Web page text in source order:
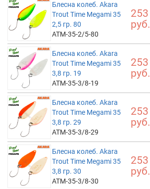
Блесна колеб. Akara
Trout Time Megami 35
2,5 гр. 80
ATM-35-2/5-80
253
руб.
Блесна колеб. Akara
Trout Time Megami 35
3,8 гр. 19
ATM-35-3/8-19
253
руб.
Блесна колеб. Akara
Trout Time Megami 35
3,8 гр. 29
ATM-35-3/8-29
253
руб.
Блесна колеб. Akara
Trout Time Megami 35
3,8 гр. 30
ATM-35-3/8-30
253
руб.